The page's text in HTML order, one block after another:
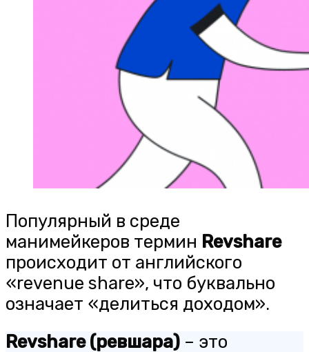
Популярный в среде
манимейкеров термин Revshare
происходит от английского
«revenue share», что буквально
означает «делиться доходом».
Revshare (ревшара) – это